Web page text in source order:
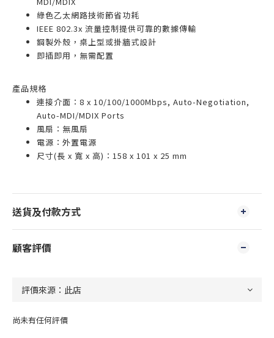
綠色乙太網路技術節省功耗
IEEE 802.3x 流量控制提供可靠的數據傳輸
鋼製外殼，桌上型或掛牆式設計
即插即用，無需配置
產品規格
連接介面：8 x 10/100/1000Mbps, Auto-Negotiation,
Auto-MDI/MDIX Ports
風扇：無風扇
電源：外置電源
尺寸(長 x 寬 x 高)：158 x 101 x 25 mm
送貨及付款方式
顧客評價
尚未有任何評價